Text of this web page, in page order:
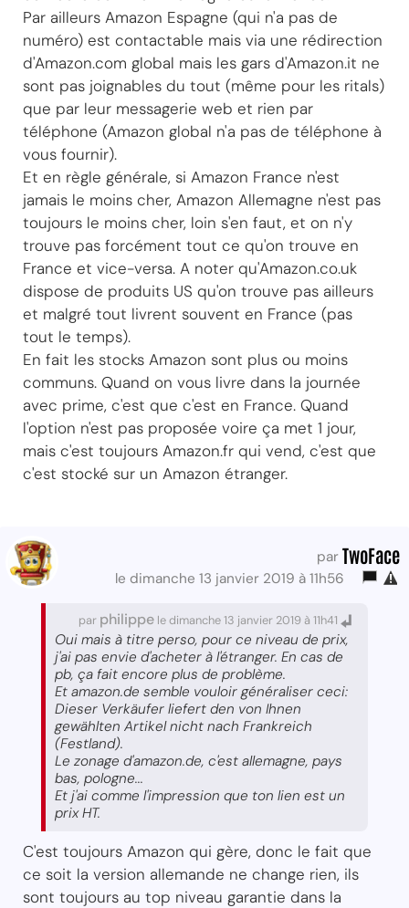
Par ailleurs Amazon Espagne (qui n'a pas de
numéro) est contactable mais via une rédirection
d'Amazon.com global mais les gars d'Amazon.it ne
sont pas joignables du tout (même pour les ritals)
que par leur messagerie web et rien par
téléphone (Amazon global n'a pas de téléphone à
vous fournir).
Et en règle générale, si Amazon France n'est
jamais le moins cher, Amazon Allemagne n'est pas
toujours le moins cher, loin s'en faut, et on n'y
trouve pas forcément tout ce qu'on trouve en
France et vice-versa. A noter qu'Amazon.co.uk
dispose de produits US qu'on trouve pas ailleurs
et malgré tout livrent souvent en France (pas
tout le temps).
En fait les stocks Amazon sont plus ou moins
communs. Quand on vous livre dans la journée
avec prime, c'est que c'est en France. Quand
l'option n'est pas proposée voire ça met 1 jour,
mais c'est toujours Amazon.fr qui vend, c'est que
c'est stocké sur un Amazon étranger.
par TwoFace
le dimanche 13 janvier 2019 à 11h56
par philippe le dimanche 13 janvier 2019 à 11h41
Oui mais à titre perso, pour ce niveau de prix,
j'ai pas envie d'acheter à l'étranger. En cas de
pb, ça fait encore plus de problème.
Et amazon.de semble vouloir généraliser ceci:
Dieser Verkäufer liefert den von Ihnen
gewählten Artikel nicht nach Frankreich
(Festland).
Le zonage d'amazon.de, c'est allemagne, pays
bas, pologne...
Et j'ai comme l'impression que ton lien est un
prix HT.
C'est toujours Amazon qui gère, donc le fait que
ce soit la version allemande ne change rien, ils
sont toujours au top niveau garantie dans la